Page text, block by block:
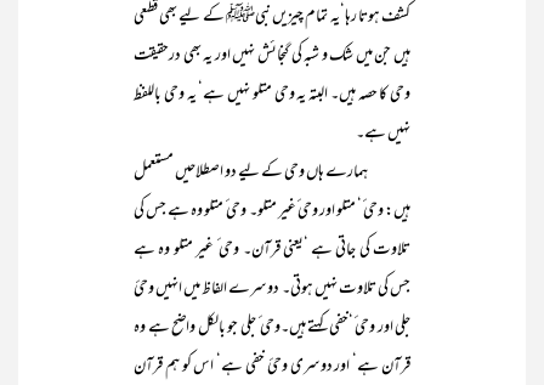
کشف ہوتا رہا‘یہ تمام چیزیں نبیﷺ کے لیے بھی قطعی
ہیں جن میں شک و شبہ کی گنجائش نہیں اور یہ بھی درحقیقت
وحی کا حصہ ہیں۔ البتہ یہ وحی متلو نہیں ہے‘ یہ وحی باللفظ
نہیں ہے۔
ہمارے ہاں وحی کے لیے دو اصطلاحیں مستعمل
ہیں: وحی ٔ‘ متلو اور وحی ٔغیر متلو۔ وحی ٔ متلو وہ ہے جس کی
تلاوت کی جاتی ہے ‘یعنی قرآن۔ وحی ٔ غیر متلو وہ ہے
جس کی تلاوت نہیں ہوتی۔ دوسرے الفاظ میں انہیں وحیٔ
جلی اور وحی ٔ‘خفی کہتے ہیں۔وحی ٔ جلی جو بالکل واضح ہے وہ
قرآن ہے‘ اور دوسری وحیٔ خفی ہے‘ اس کو ہم قرآن